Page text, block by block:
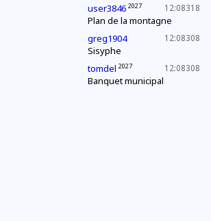
12:08318
user3846 2027
Plan de la montagne
12:08308
greg1904
Sisyphe
12:08308
tomdel 2027
Banquet municipal